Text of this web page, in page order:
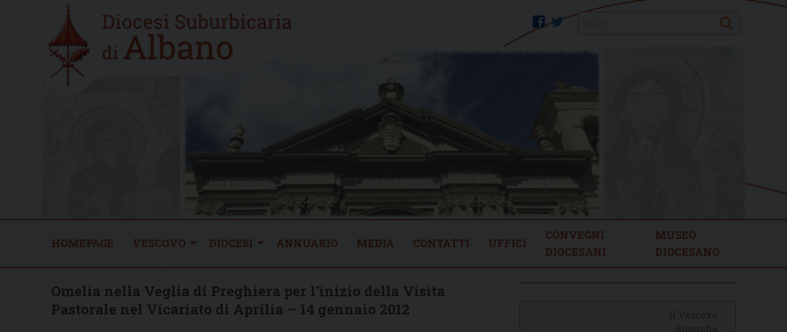
Home
new
twitter
facebook Search
HOMEPAGE VESCOVO DIOCESI ANNUARIO MEDIA CONTATTI UFFICI
CONVEGNI
DIOCESANI
MUSEO
DIOCESANO
Omelia nella Veglia di Preghiera per l’inizio della Visita
Pastorale nel Vicariato di Aprilia – 14 gennaio 2012